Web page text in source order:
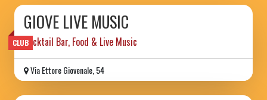
CLUB
GIOVE LIVE MUSIC
Cocktail Bar, Food & Live Music
Via Ettore Giovenale, 54